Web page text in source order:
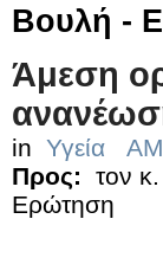
Βουλή -
Άμεση
in Υγεία
Προς:
τον
Ερώτηση